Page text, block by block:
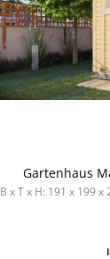
Gartenhaus
B x T x H: 191 x 199